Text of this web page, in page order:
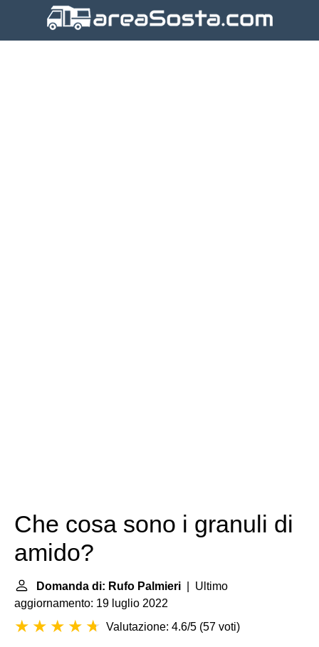
Che cosa sono i granuli di
amido?
Domanda di: Rufo Palmieri | Ultimo
aggiornamento: 19 luglio 2022
Valutazione: 4.6/5 (57 voti)